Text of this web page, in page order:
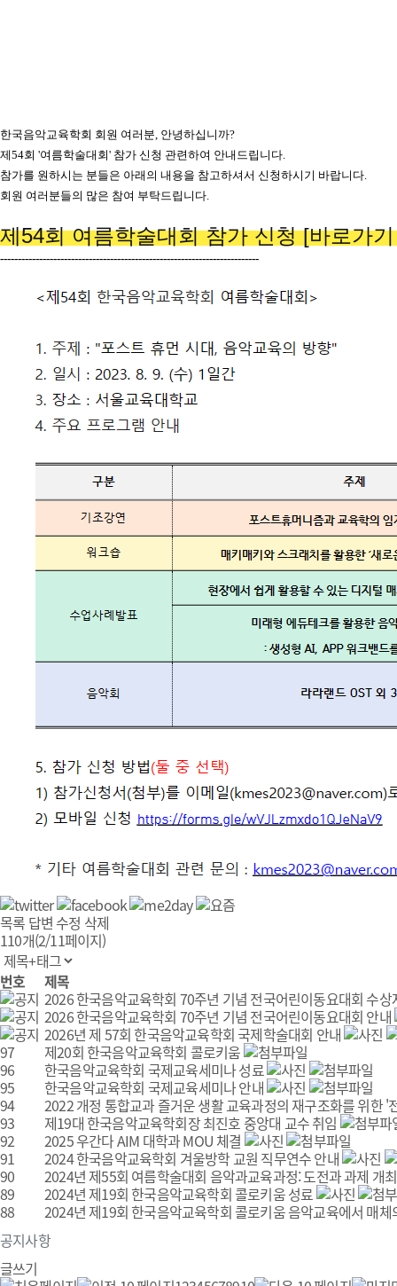
한국음악교육학회 회원 여러분, 안녕하십니까?
제54회 '여름학술대회' 참가 신청 관련하여 안내드립니다.
참가를 원하시는 분들은 아래의 내용을 참고하셔서 신청하시기 바랍니다.
회원 여러분들의 많은 참여 부탁드립니다.
제54회 여름학술대회 참가 신청 [바로가
-------------------------------------------------------------------------
목록 답변 수정 삭제
110개(2/11페이지)
공지사항
번호
제목
2026 한국음악교육학회 70주년 기념 전국어린이동요대회 수상
2026 한국음악교육학회 70주년 기념 전국어린이동요대회 안내
2026년 제 57회 한국음악교육학회 국제학술대회 안내
97
제20회 한국음악교육학회 콜로키움
96
한국음악교육학회 국제교육세미나 성료
95
한국음악교육학회 국제교육세미나 안내
94
2022 개정 통합교과 즐거운 생활 교육과정의 재구조화를 위한 '
93
제19대 한국음악교육학회장 최진호 중앙대 교수 취임
92
2025 우간다 AIM 대학과 MOU 체결
91
2024 한국음악교육학회 겨울방학 교원 직무연수 안내
90
2024년 제55회 여름학술대회 음악과교육과정: 도전과 과제 개
89
2024년 제19회 한국음악교육학회 콜로키움 성료
88
2024년 제19회 한국음악교육학회 콜로키움 음악교육에서 매체
글쓰기